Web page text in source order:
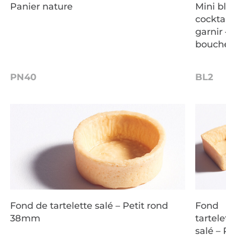
Panier nature
PN40
Mini
garnir
BL2
Fond de tartelette salé – Petit rond
38mm
Fond
salé –